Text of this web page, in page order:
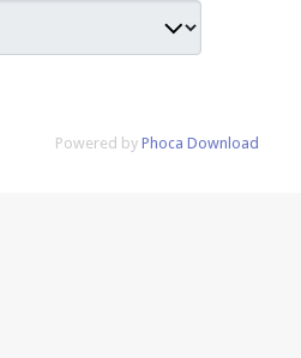
Powered by Phoca Download